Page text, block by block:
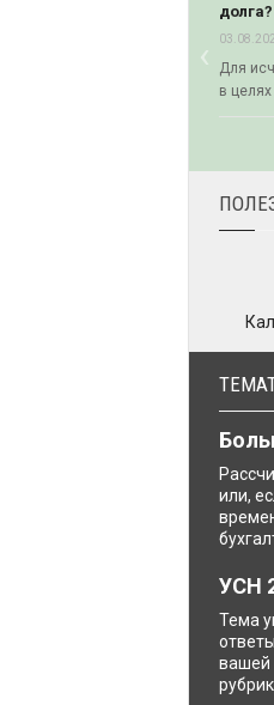
долга?
Для
в
‹Previous
или,
УСН
Тема
вашей